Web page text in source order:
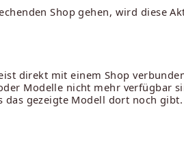
Shop gehen, wird diese
direkt mit einem Shop
Modelle nicht mehr verfügbar
das gezeigte Modell dort noch gibt.